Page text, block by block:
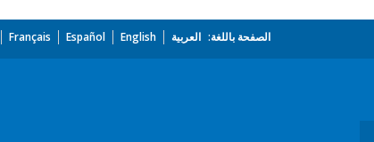
الصفحة باللغة: العربية English
Español
Français